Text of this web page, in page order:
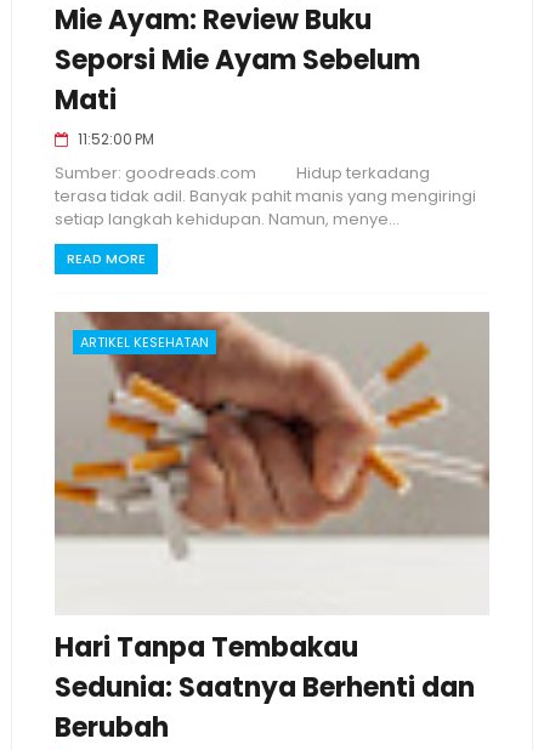
Mie Ayam: Review Buku
Seporsi Mie Ayam Sebelum
Mati
11:52:00 PM
Sumber: goodreads.com Hidup terkadang
terasa tidak adil. Banyak pahit manis yang mengiringi
setiap langkah kehidupan. Namun, menye...
READ MORE
ARTIKEL KESEHATAN
Hari Tanpa Tembakau
Sedunia: Saatnya Berhenti dan
Berubah